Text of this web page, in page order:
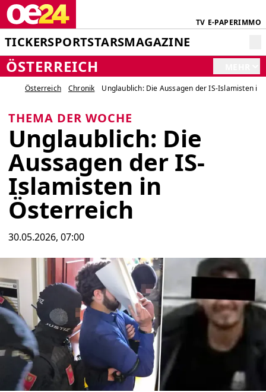
TV E-PAPERIMMO
TICKERSPORTSTARSMAGAZINE
ÖSTERREICH
Österreich Chronik Unglaublich: Die Aussagen der IS-Islamisten in
THEMA DER WOCHE
Unglaublich: Die
Aussagen der IS-
Islamisten in
Österreich
30.05.2026, 07:00